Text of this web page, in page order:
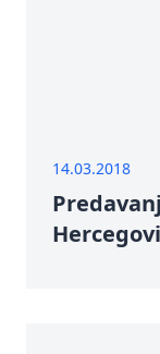
14.03.2018